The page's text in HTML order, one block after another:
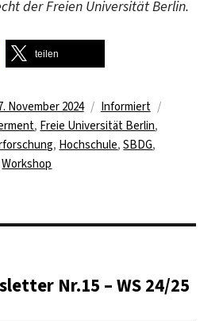
der Freien Universität Berlin.
teilen
November 2024 Kategorien
Informiert
, Freie Universität Berlin,
, Hochschule,SBDG,
Workshop
Nr.15 – WS 24/25